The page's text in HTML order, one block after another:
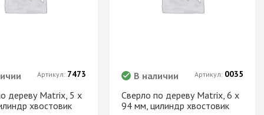
дереву Matrix, 5 х
хвостовик
Артикул: 7473
Сверло по дереву Matrix, 6 х
94 мм, цилиндр хвостовик
В наличии Артикул: 0035